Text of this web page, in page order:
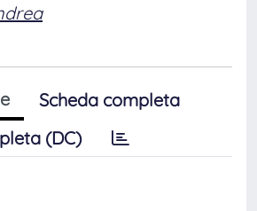
Scheda completa
(DC)